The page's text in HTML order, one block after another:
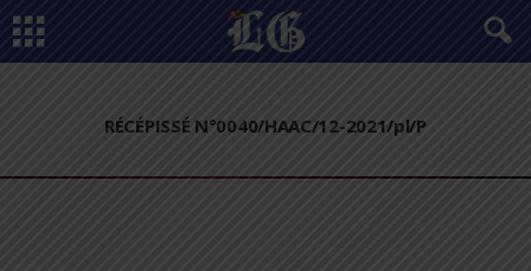
RÉCÉPISSÉ N°0040/HAAC/12-2021/pl/P